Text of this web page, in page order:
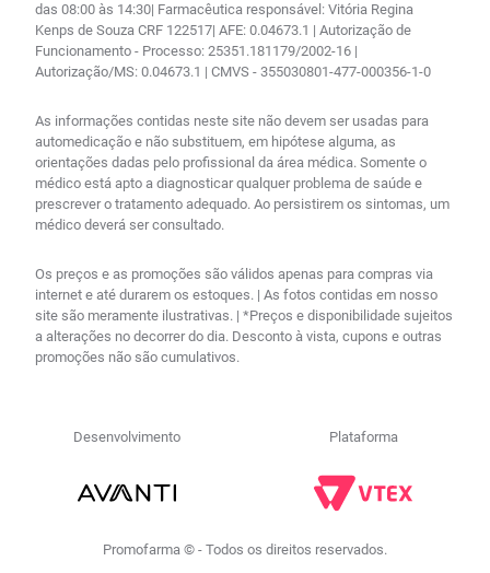
das 08:00 às 14:30| Farmacêutica responsável: Vitória Regina
Kenps de Souza CRF 122517| AFE: 0.04673.1 | Autorização de
Funcionamento - Processo: 25351.181179/2002-16 |
Autorização/MS: 0.04673.1 | CMVS - 355030801-477-000356-1-0
As informações contidas neste site não devem ser usadas para
automedicação e não substituem, em hipótese alguma, as
orientações dadas pelo profissional da área médica. Somente o
médico está apto a diagnosticar qualquer problema de saúde e
prescrever o tratamento adequado. Ao persistirem os sintomas, um
médico deverá ser consultado.
Os preços e as promoções são válidos apenas para compras via
internet e até durarem os estoques. | As fotos contidas em nosso
site são meramente ilustrativas. | *Preços e disponibilidade sujeitos
a alterações no decorrer do dia. Desconto à vista, cupons e outras
promoções não são cumulativos.
Desenvolvimento Plataforma
Promofarma © - Todos os direitos reservados.